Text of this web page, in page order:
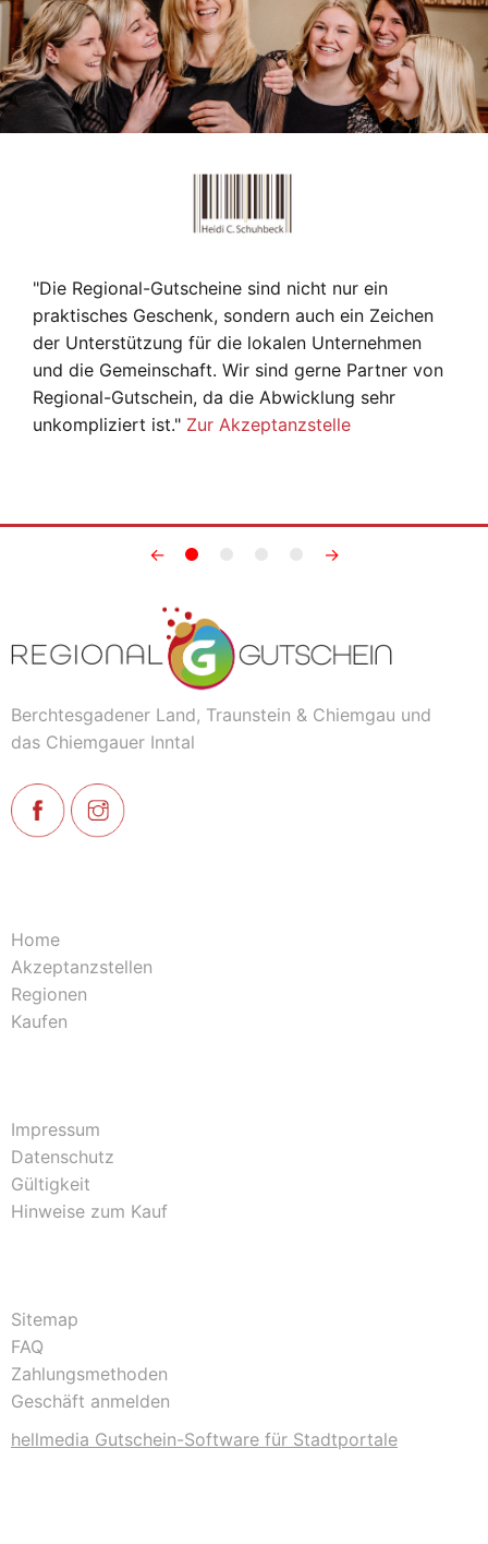
"Die Regional-Gutscheine sind nicht nur ein
praktisches Geschenk, sondern auch ein Zeichen
der Unterstützung für die lokalen Unternehmen
und die Gemeinschaft. Wir sind gerne Partner von
Regional-Gutschein, da die Abwicklung sehr
unkompliziert ist." Zur Akzeptanzstelle
← →
Berchtesgadener Land, Traunstein & Chiemgau und
das Chiemgauer Inntal
Home
Akzeptanzstellen
Regionen
Kaufen
Impressum
Datenschutz
Gültigkeit
Hinweise zum Kauf
Sitemap
FAQ
Zahlungsmethoden
Geschäft anmelden
hellmedia Gutschein-Software für Stadtportale